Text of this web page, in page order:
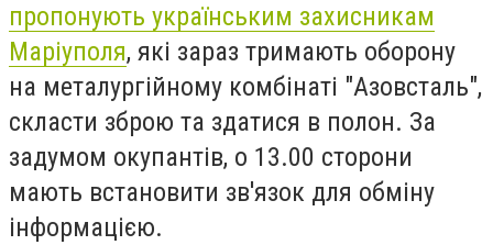
пропонують українським захисникам
Маріуполя, які зараз тримають оборону
на металургійному комбінаті "Азовсталь",
скласти зброю та здатися в полон. За
задумом окупантів, о 13.00 сторони
мають встановити зв'язок для обміну
інформацією.